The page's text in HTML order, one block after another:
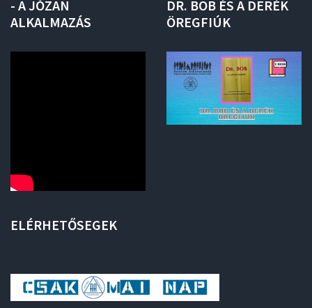
- AJÓZAN
ALKALMAZÁS
DR. BOB ÉS A DERÉK
ÖREGFIÚK
ELÉRHETŐSEGEK